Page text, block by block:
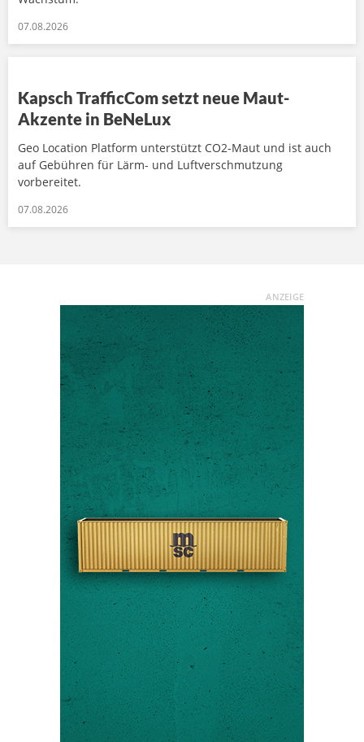
07.08.2026
Kapsch TrafficCom setzt neue Maut-
Akzente in BeNeLux
Geo Location Platform unterstützt CO2-Maut und ist auch
auf Gebühren für Lärm- und Luftverschmutzung
vorbereitet.
07.08.2026
ANZEIGE